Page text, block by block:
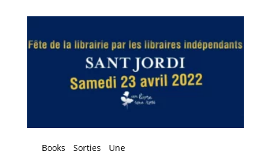
Books Sorties Une